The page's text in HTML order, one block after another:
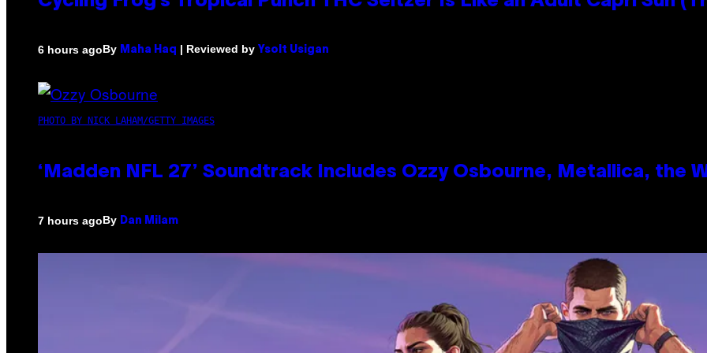
6 hours agoBy Maha Haq | Reviewed by Ysolt Usigan
PHOTO BY NICK LAHAM/GETTY IMAGES
‘Madden NFL 27’ Soundtrack Includes Ozzy Osbourne, Metallica, the
7 hours agoBy Dan Milam